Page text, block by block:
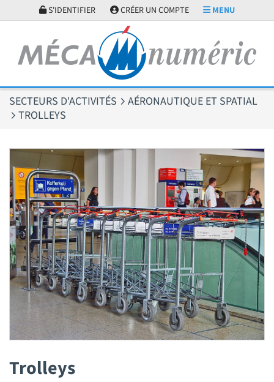
S'IDENTIFIER CRÉER UN COMPTE MENU
SECTEURS D'ACTIVITÉS
AÉRONAUTIQUE ET SPATIAL
TROLLEYS
Trolleys
Panneau de gestion des cookies